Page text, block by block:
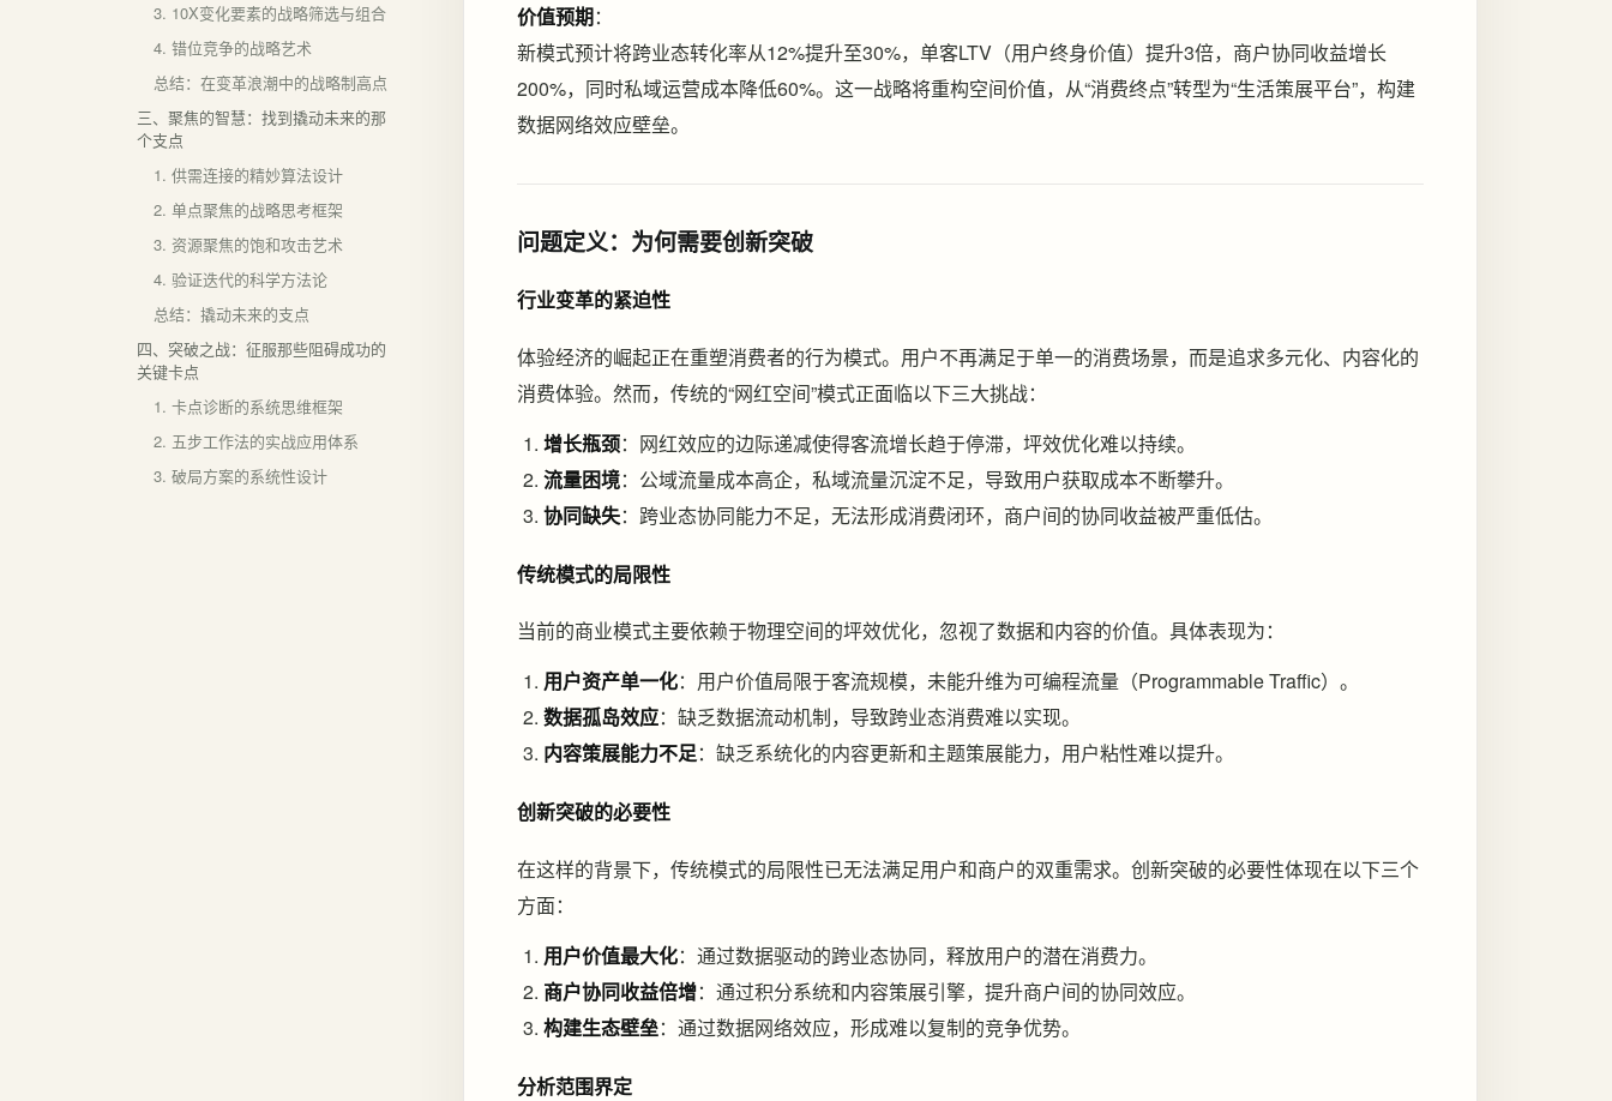
3. 10X变化要素的战略筛选与组合
4. 错位竞争的战略艺术
总结：在变革浪潮中的战略制高点
三、聚焦的智慧：找到撬动未来的那
个支点
1. 供需连接的精妙算法设计
2. 单点聚焦的战略思考框架
3. 资源聚焦的饱和攻击艺术
4. 验证迭代的科学方法论
总结：撬动未来的支点
四、突破之战：征服那些阻碍成功的
关键卡点
1. 卡点诊断的系统思维框架
2. 五步工作法的实战应用体系
3. 破局方案的系统性设计
价值预期：
新模式预计将跨业态转化率从12%提升至30%，单客LTV（用户终身价值）提升3倍，商户协同收益增长
200%，同时私域运营成本降低60%。这一战略将重构空间价值，从“消费终点”转型为“生活策展平台”，构建
数据网络效应壁垒。
问题定义：为何需要创新突破
行业变革的紧迫性
体验经济的崛起正在重塑消费者的行为模式。用户不再满足于单一的消费场景，而是追求多元化、内容化的
消费体验。然而，传统的“网红空间”模式正面临以下三大挑战：
增长瓶颈：网红效应的边际递减使得客流增长趋于停滞，坪效优化难以持续。
流量困境：公域流量成本高企，私域流量沉淀不足，导致用户获取成本不断攀升。
协同缺失：跨业态协同能力不足，无法形成消费闭环，商户间的协同收益被严重低估。
传统模式的局限性
当前的商业模式主要依赖于物理空间的坪效优化，忽视了数据和内容的价值。具体表现为：
用户资产单一化：用户价值局限于客流规模，未能升维为可编程流量（Programmable Traffic）。
数据孤岛效应：缺乏数据流动机制，导致跨业态消费难以实现。
内容策展能力不足：缺乏系统化的内容更新和主题策展能力，用户粘性难以提升。
创新突破的必要性
在这样的背景下，传统模式的局限性已无法满足用户和商户的双重需求。创新突破的必要性体现在以下三个
方面：
用户价值最大化：通过数据驱动的跨业态协同，释放用户的潜在消费力。
商户协同收益倍增：通过积分系统和内容策展引擎，提升商户间的协同效应。
构建生态壁垒：通过数据网络效应，形成难以复制的竞争优势。
分析范围界定